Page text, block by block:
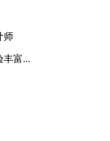
师
丰富...